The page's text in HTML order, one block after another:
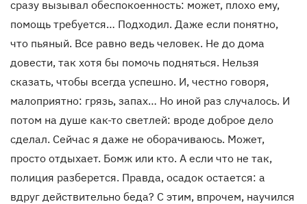
сразу вызывал обеспокоенность: может, плохо ему,
помощь требуется… Подходил. Даже если понятно,
что пьяный. Все равно ведь человек. Не до дома
довести, так хотя бы помочь подняться. Нельзя
сказать, чтобы всегда успешно. И, честно говоря,
малоприятно: грязь, запах… Но иной раз случалось. И
потом на душе как-то светлей: вроде доброе дело
сделал. Сейчас я даже не оборачиваюсь. Может,
просто отдыхает. Бомж или кто. А если что не так,
полиция разберется. Правда, осадок остается: а
вдруг действительно беда? С этим, впрочем, научился